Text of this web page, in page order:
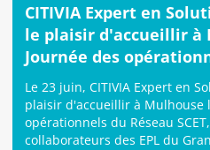
CITIVIA Expert en
le plaisir d'accueillir à
Journée des
Le 23 juin, CITIVIA Expert en
plaisir d'accueillir à Mulhouse
opérationnels du Réseau
collaborateurs des EPL du